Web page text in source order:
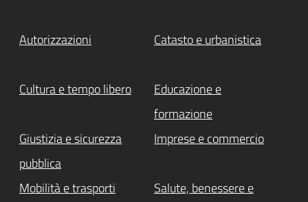
Autorizzazioni Catasto e urbanistica
Cultura e tempo libero
Educazione e
formazione
Giustizia e sicurezza
pubblica
Imprese e commercio
Mobilità e trasporti
Salute, benessere e